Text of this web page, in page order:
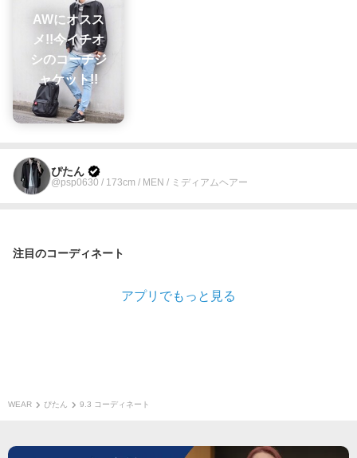
AWにオスス
メ!!今イチオ
シのコーチジ
ャケット!!
ぴたん
@psp0630 / 173cm / MEN / ミディアムヘアー
注目のコーディネート
アプリでもっと見る
WEAR ぴたん 9.3 コーディネート